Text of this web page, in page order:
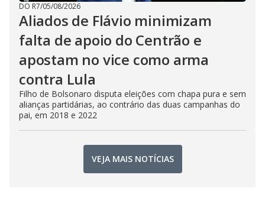
DO R7/05/08/2026
Aliados de Flávio minimizam
falta de apoio do Centrão e
apostam no vice como arma
contra Lula
Filho de Bolsonaro disputa eleições com chapa pura e sem
alianças partidárias, ao contrário das duas campanhas do
pai, em 2018 e 2022
VEJA MAIS NOTÍCIAS